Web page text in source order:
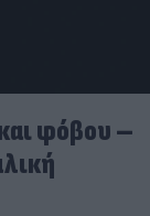
φόβου –